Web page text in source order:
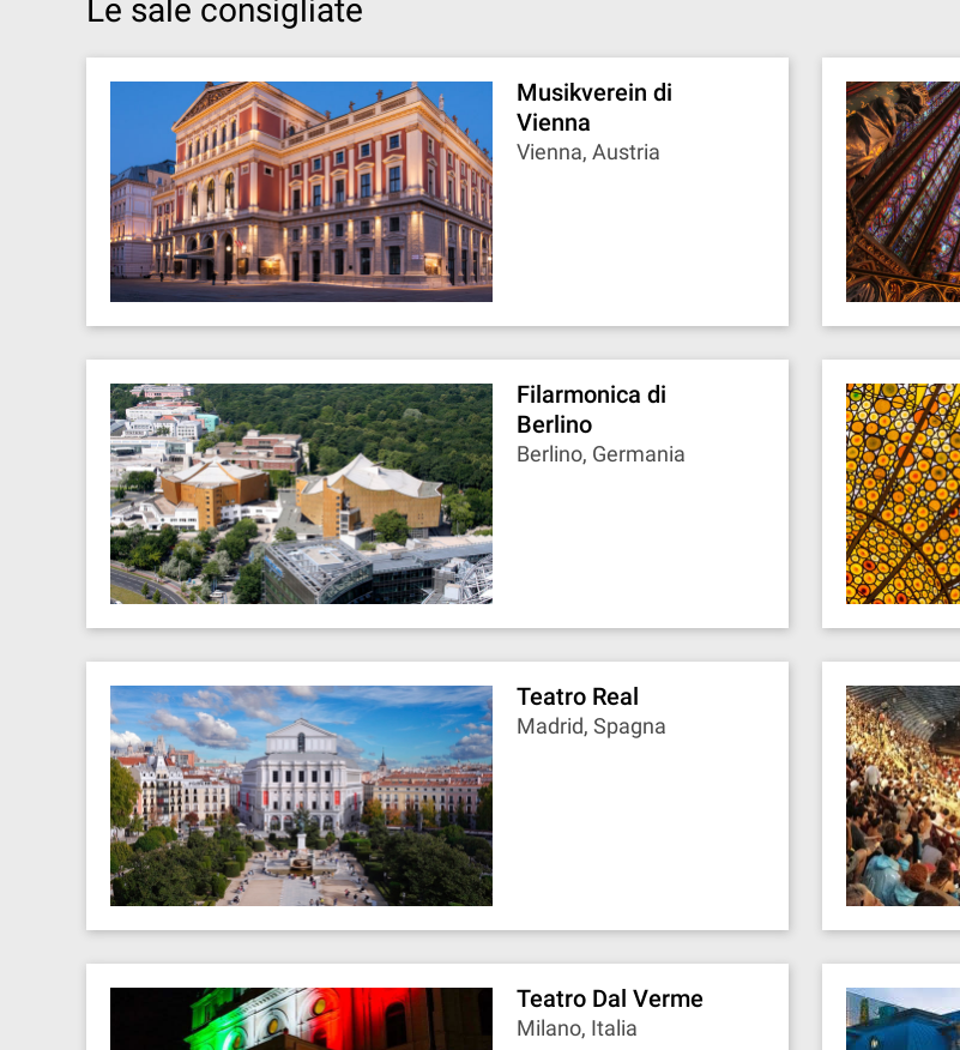
Le sale consigliate
Musikverein di
Vienna
Vienna, Austria
Filarmonica di
Berlino
Berlino, Germania
Teatro Real
Madrid, Spagna
Teatro Dal Verme
Milano, Italia